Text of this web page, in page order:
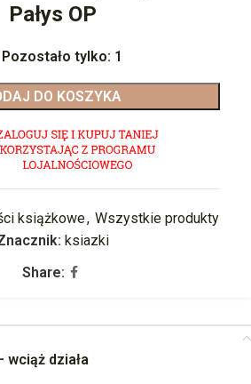
Pałys OP
Pozostało tylko: 1
DO KOSZYKA
książkowe, Wszystkie produkty
ksiazki
Share:
działa